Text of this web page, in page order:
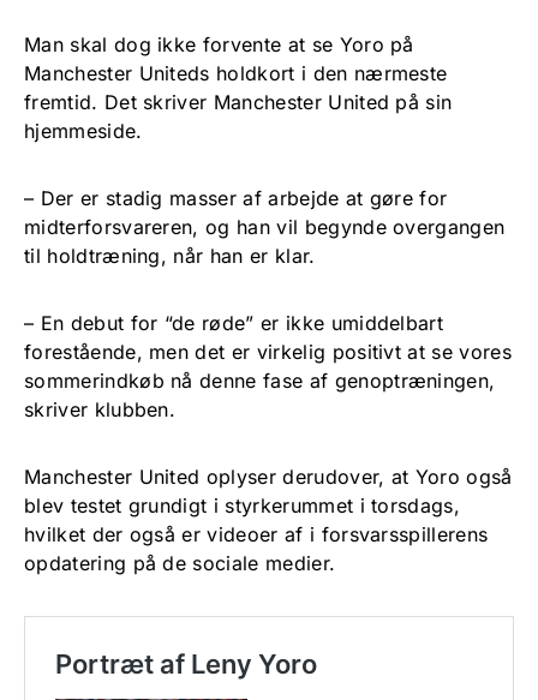
Man skal dog ikke forvente at se Yoro på
Manchester Uniteds holdkort i den nærmeste
fremtid. Det skriver Manchester United på sin
hjemmeside.
– Der er stadig masser af arbejde at gøre for
midterforsvareren, og han vil begynde overgangen
til holdtræning, når han er klar.
– En debut for “de røde” er ikke umiddelbart
forestående, men det er virkelig positivt at se vores
sommerindkøb nå denne fase af genoptræningen,
skriver klubben.
Manchester United oplyser derudover, at Yoro også
blev testet grundigt i styrkerummet i torsdags,
hvilket der også er videoer af i forsvarsspillerens
opdatering på de sociale medier.